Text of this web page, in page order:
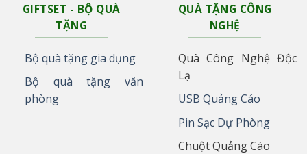
GIFTSET - BỘ QUÀ
TẶNG
Bộ quà tặng gia dụng
Bộ quà tặng văn
phòng
QUÀ TẶNG CÔNG
NGHỆ
Quà Công Nghệ Độc
Lạ
USB Quảng Cáo
Pin Sạc Dự Phòng
Chuột Quảng Cáo